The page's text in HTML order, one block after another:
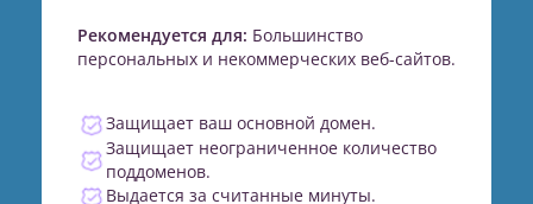
Рекомендуется для: Большинство
персональных и некоммерческих веб-сайтов.
Защищает ваш основной домен.
Защищает неограниченное количество
поддоменов.
Выдается за считанные минуты.